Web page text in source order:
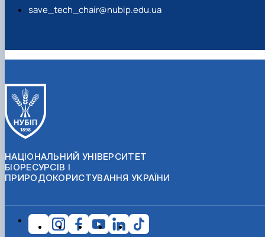
save_tech_chair@nubip.edu.ua
НАЦІОНАЛЬНИЙ УНІВЕРСИТЕТ
БІОРЕСУРСІВ І
ПРИРОДОКОРИСТУВАННЯ УКРАЇНИ